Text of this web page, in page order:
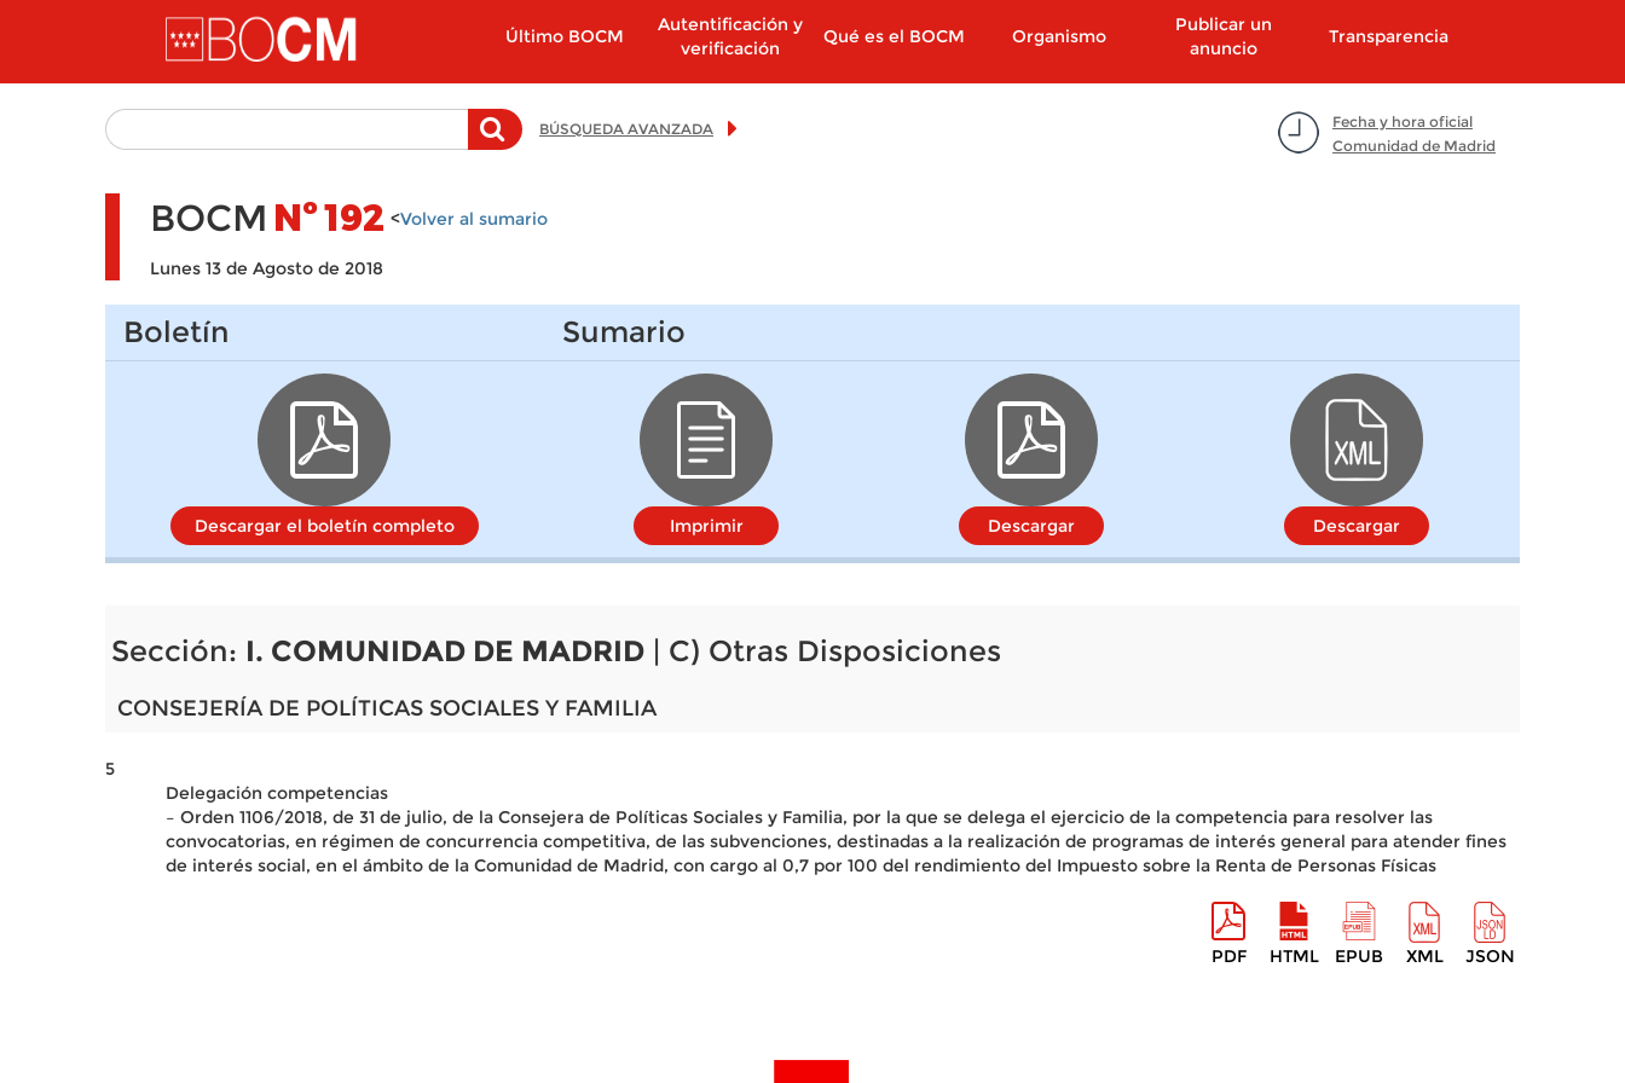
Pasar al contenido principal
Último BOCM
Autentificación y
verificación
Qué es el BOCM Organismo
Publicar un
anuncio
Transparencia
Fecha y hora oficial
Comunidad de Madrid
BÚSQUEDA AVANZADA
BOCM Nº192 <Volver al sumario
Lunes 13 de Agosto de 2018
Boletín
Descargar el boletín completo
Sumario
Imprimir Descargar Descargar
Sección: I. COMUNIDAD DE MADRID | C) Otras Disposiciones
CONSEJERÍA DE POLÍTICAS SOCIALES Y FAMILIA
5
Delegación competencias
– Orden 1106/2018, de 31 de julio, de la Consejera de Políticas Sociales y Familia, por la que se delega el ejercicio de la competencia para resolver las
convocatorias, en régimen de concurrencia competitiva, de las subvenciones, destinadas a la realización de programas de interés general para atender fines
de interés social, en el ámbito de la Comunidad de Madrid, con cargo al 0,7 por 100 del rendimiento del Impuesto sobre la Renta de Personas Físicas
PDF HTML EPUB XML JSON